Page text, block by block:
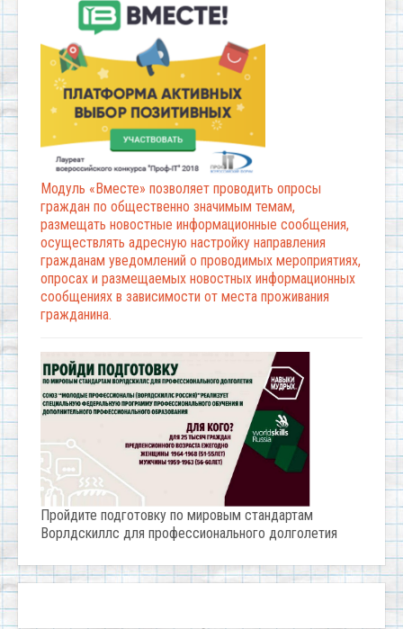
Модуль «Вместе» позволяет проводить опросы
граждан по общественно значимым темам,
размещать новостные информационные сообщения,
осуществлять адресную настройку направления
гражданам уведомлений о проводимых мероприятиях,
опросах и размещаемых новостных информационных
сообщениях в зависимости от места проживания
гражданина.
Пройдите подготовку по мировым стандартам
Ворлдскиллс для профессионального долголетия